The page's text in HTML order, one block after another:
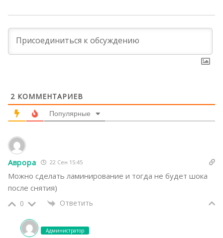
2 КОММЕНТАРИЕВ
Популярные
Аврора 22 Сен 15:45
Можно сделать ламинирование и тогда не будет шока
после снятия)
0 Ответить
Администратор